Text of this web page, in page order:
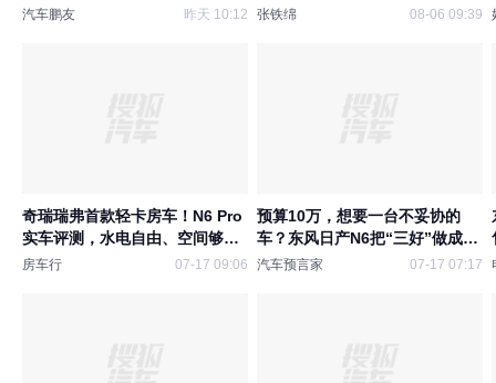
汽车鹏友 昨天 10:12
亮相
张铁绵 08-06 09:39
奇瑞瑞弗首款轻卡房车！N6 Pro
实车评测，水电自由、空间够
大，这配置能打几分？
房车行 07-17 09:06
预算10万，想要一台不妥协的
车？东风日产N6把“三好”做成了
标准答案
汽车预言家 07-17 07:17